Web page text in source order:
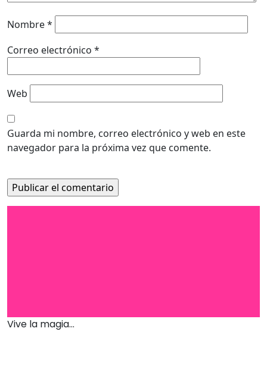
Nombre*
Correo electrónico *
Web
Guarda mi nombre, correo electrónico y web en este
navegador para la próxima vez que comente.
Vive la magia...